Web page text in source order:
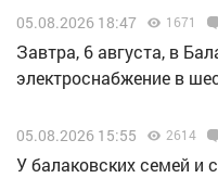
05.08.2026 18:47 1671
Завтра, 6 августа, в
электроснабжение в
05.08.2026 15:55 2614
У балаковских семей и